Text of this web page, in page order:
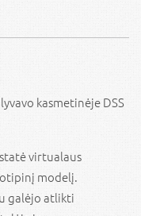
kasmetinėje DSS
virtualaus
modelį.
galėjo atlikti